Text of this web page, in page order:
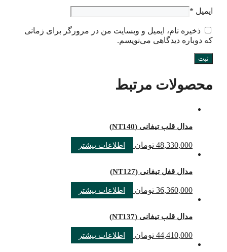
ایمیل *
ذخیره نام، ایمیل و وبسایت من در مرورگر برای زمانی
که دوباره دیدگاهی می‌نویسم.
محصولات مرتبط
مدال قلب تیفانی (NT140)
48,330,000 تومان اطلاعات بیشتر
مدال قفل تیفانی (NT127)
36,360,000 تومان اطلاعات بیشتر
مدال قلب تیفانی (NT137)
44,410,000 تومان اطلاعات بیشتر